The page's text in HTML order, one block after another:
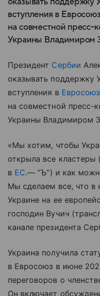
вступления в
на совместной пресс-
Украины Владимиром
Президент Сербии
оказывать поддержку
вступления в Евросоюз
на совместной пресс-
Украины Владимиром
«Мы хотим, чтобы
открыла все кластеры
в ЕС.— “Ъ”) и как
Мы сделаем все, что в
Украине на ее
господин Вучич
канале президента
Украина получила
в Евросоюз в июне
переговоров о
Он включает